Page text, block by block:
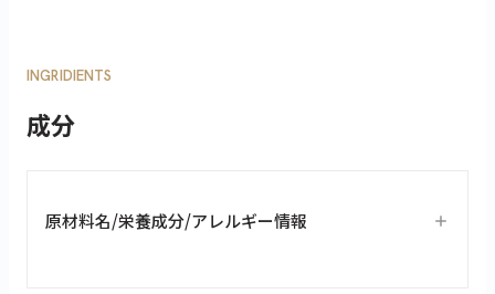
INGRIDIENTS
成分
原材料名/栄養成分/アレルギー情報